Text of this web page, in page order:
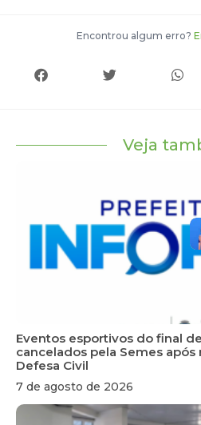
Encontrou algum erro?
Veja
Eventos esportivos do final
cancelados pela Semes
Defesa Civil
7 de agosto de 2026